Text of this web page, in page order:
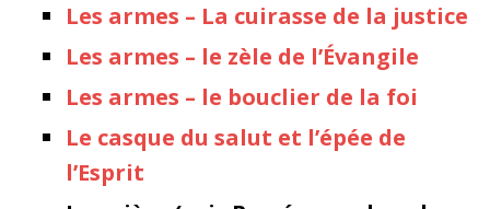
Les armes – La cuirasse de la justice
Les armes – le zèle de l’Évangile
Les armes – le bouclier de la foi
Le casque du salut et l’épée de
l’Esprit